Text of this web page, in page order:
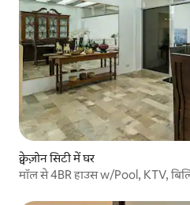
क्वेज़ोन सिटी में घर
मॉल से 4BR हाउस w/Pool, KTV,